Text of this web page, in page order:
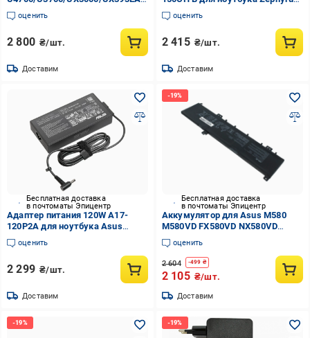
1 4347 mAh 67Wh (20783540)
оценить
2 800 ₴/шт.
Доставим
ROG Strix Asus 0A001-00083200
(30837600)
оценить
2 415 ₴/шт.
Доставим
Бесплатная доставка
в почтоматы Эпицентр
Адаптер питания 120W A17-
120P2A для ноутбука Asus
0A001-00860600 (30837695)
оценить
2 299 ₴/шт.
Доставим
Бесплатная доставка
в почтоматы Эпицентр
Аккумулятор для Asus M580
M580VD FX580VD NX580VD
M580VN (C31N1636)
оценить
2 604 -499 ₴
2 105 ₴/шт.
Доставим